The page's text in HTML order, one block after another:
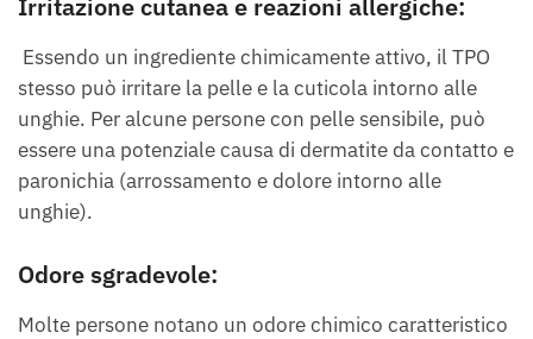
Essendo un ingrediente chimicamente attivo, il TPO
stesso può irritare la pelle e la cuticola intorno alle
unghie. Per alcune persone con pelle sensibile, può
essere una potenziale causa di dermatite da contatto e
paronichia (arrossamento e dolore intorno alle
unghie).
Odore sgradevole:
Molte persone notano un odore chimico caratteristico